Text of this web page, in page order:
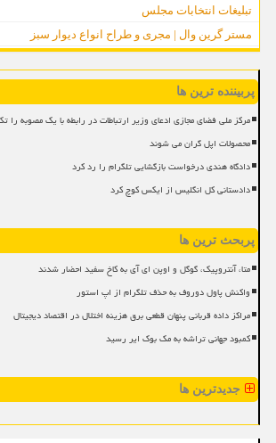
تبلیغات انتخابات مجلس
مستر گرین وال | مجری و طراح انواع دیوار سبز
پربیننده ترین ها
مرکز ملی فضای مجازی ادعای وزیر ارتباطات در رابطه با یک مصوبه را
محصولات اپل گران می شوند
دادگاه هندی درخواست بازگشایی تلگرام را رد کرد
دادستانی کل انگلیس از ایکس کوچ کرد
پربحث ترین ها
متا، آنتروپیک، گوگل و اوپن ای آی به کاخ سفید احضار شدند
واکنش پاول دوروف به حذف تلگرام از اپ استور
مراکز داده قربانی پنهان قطعی برق هزینه اختلال در اقتصاد دیجیتال
کمبود جهانی تراشه به مک بوک ایر رسید
جدیدترین ها